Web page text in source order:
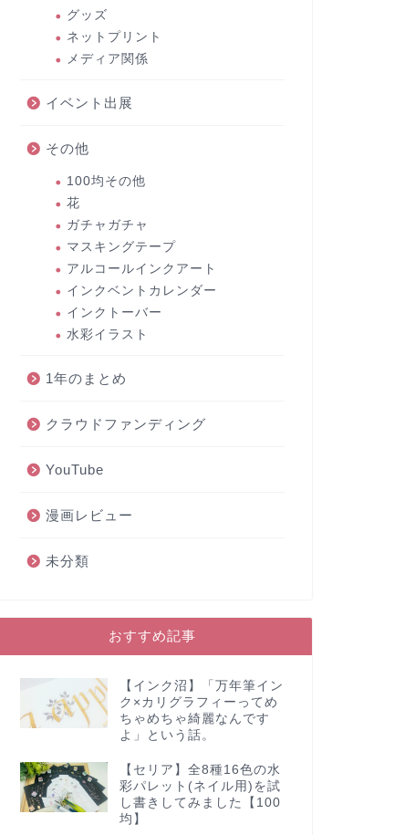
グッズ
ネットプリント
メディア関係
イベント出展
その他
100均その他
花
ガチャガチャ
マスキングテープ
アルコールインクアート
インクベントカレンダー
インクトーバー
水彩イラスト
1年のまとめ
クラウドファンディング
YouTube
漫画レビュー
未分類
おすすめ記事
【インク沼】「万年筆イン
ク×カリグラフィーってめ
ちゃめちゃ綺麗なんです
よ」という話。
【セリア】全8種16色の水
彩パレット(ネイル用)を試
し書きしてみました【100
均】